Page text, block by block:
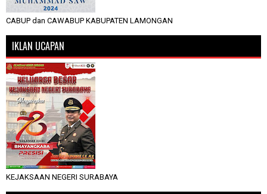
CABUP dan CAWABUP KABUPATEN LAMONGAN
IKLAN UCAPAN
KEJAKSAAN NEGERI SURABAYA